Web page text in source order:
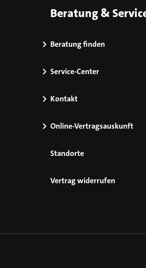
Beratung &
Beratung finden
Service-Center
Kontakt
Online-Vertragsauskunft
Standorte
Vertrag widerrufen